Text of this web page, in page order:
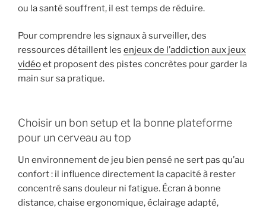
ou la santé souffrent, il est temps de réduire.
Pour comprendre les signaux à surveiller, des
ressources détaillent les enjeux de l’addiction aux jeux
vidéoet proposent des pistes concrètes pour garder la
main sur sa pratique.
Choisir un bon setup et la bonne plateforme
pour un cerveau au top
Un environnement de jeu bien pensé ne sert pas qu’au
confort : il influence directement la capacité à rester
concentré sans douleur ni fatigue. Écran à bonne
distance, chaise ergonomique, éclairage adapté,